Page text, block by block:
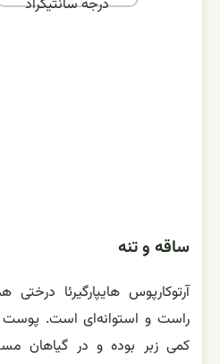
درجه سانتیگراد
ساقه و تنه
آرتوکارپوس هایپارگیرئا
راست و استوانه‌ای است. پوست
کمی زبر بوده و در گیاهان